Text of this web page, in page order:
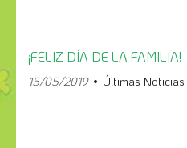
¡FELIZ DÍA DE LA FAMILIA!
15/05/2019 Últimas Noticias